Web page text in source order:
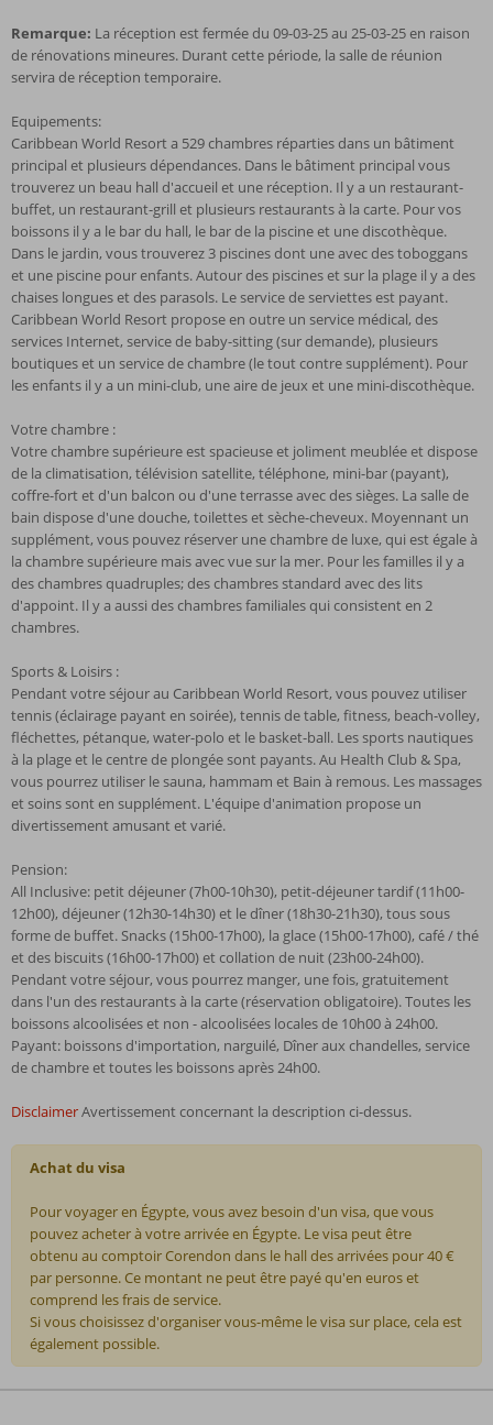
Remarque: La réception est fermée du 09-03-25 au 25-03-25 en raison
de rénovations mineures. Durant cette période, la salle de réunion
servira de réception temporaire.
Equipements:
Caribbean World Resort a 529 chambres réparties dans un bâtiment
principal et plusieurs dépendances. Dans le bâtiment principal vous
trouverez un beau hall d'accueil et une réception. Il y a un restaurant-
buffet, un restaurant-grill et plusieurs restaurants à la carte. Pour vos
boissons il y a le bar du hall, le bar de la piscine et une discothèque.
Dans le jardin, vous trouverez 3 piscines dont une avec des toboggans
et une piscine pour enfants. Autour des piscines et sur la plage il y a des
chaises longues et des parasols. Le service de serviettes est payant.
Caribbean World Resort propose en outre un service médical, des
services Internet, service de baby-sitting (sur demande), plusieurs
boutiques et un service de chambre (le tout contre supplément). Pour
les enfants il y a un mini-club, une aire de jeux et une mini-discothèque.
Votre chambre :
Votre chambre supérieure est spacieuse et joliment meublée et dispose
de la climatisation, télévision satellite, téléphone, mini-bar (payant),
coffre-fort et d'un balcon ou d'une terrasse avec des sièges. La salle de
bain dispose d'une douche, toilettes et sèche-cheveux. Moyennant un
supplément, vous pouvez réserver une chambre de luxe, qui est égale à
la chambre supérieure mais avec vue sur la mer. Pour les familles il y a
des chambres quadruples; des chambres standard avec des lits
d'appoint. Il y a aussi des chambres familiales qui consistent en 2
chambres.
Sports & Loisirs :
Pendant votre séjour au Caribbean World Resort, vous pouvez utiliser
tennis (éclairage payant en soirée), tennis de table, fitness, beach-volley,
fléchettes, pétanque, water-polo et le basket-ball. Les sports nautiques
à la plage et le centre de plongée sont payants. Au Health Club & Spa,
vous pourrez utiliser le sauna, hammam et Bain à remous. Les massages
et soins sont en supplément. L'équipe d'animation propose un
divertissement amusant et varié.
Pension:
All Inclusive: petit déjeuner (7h00-10h30), petit-déjeuner tardif (11h00-
12h00), déjeuner (12h30-14h30) et le dîner (18h30-21h30), tous sous
forme de buffet. Snacks (15h00-17h00), la glace (15h00-17h00), café / thé
et des biscuits (16h00-17h00) et collation de nuit (23h00-24h00).
Pendant votre séjour, vous pourrez manger, une fois, gratuitement
dans l'un des restaurants à la carte (réservation obligatoire). Toutes les
boissons alcoolisées et non - alcoolisées locales de 10h00 à 24h00.
Payant: boissons d'importation, narguilé, Dîner aux chandelles, service
de chambre et toutes les boissons après 24h00.
DisclaimerAvertissement concernant la description ci-dessus.
Achat du visa
Pour voyager en Égypte, vous avez besoin d'un visa, que vous
pouvez acheter à votre arrivée en Égypte. Le visa peut être
obtenu au comptoir Corendon dans le hall des arrivées pour 40 €
par personne. Ce montant ne peut être payé qu'en euros et
comprend les frais de service.
Si vous choisissez d'organiser vous-même le visa sur place, cela est
également possible.